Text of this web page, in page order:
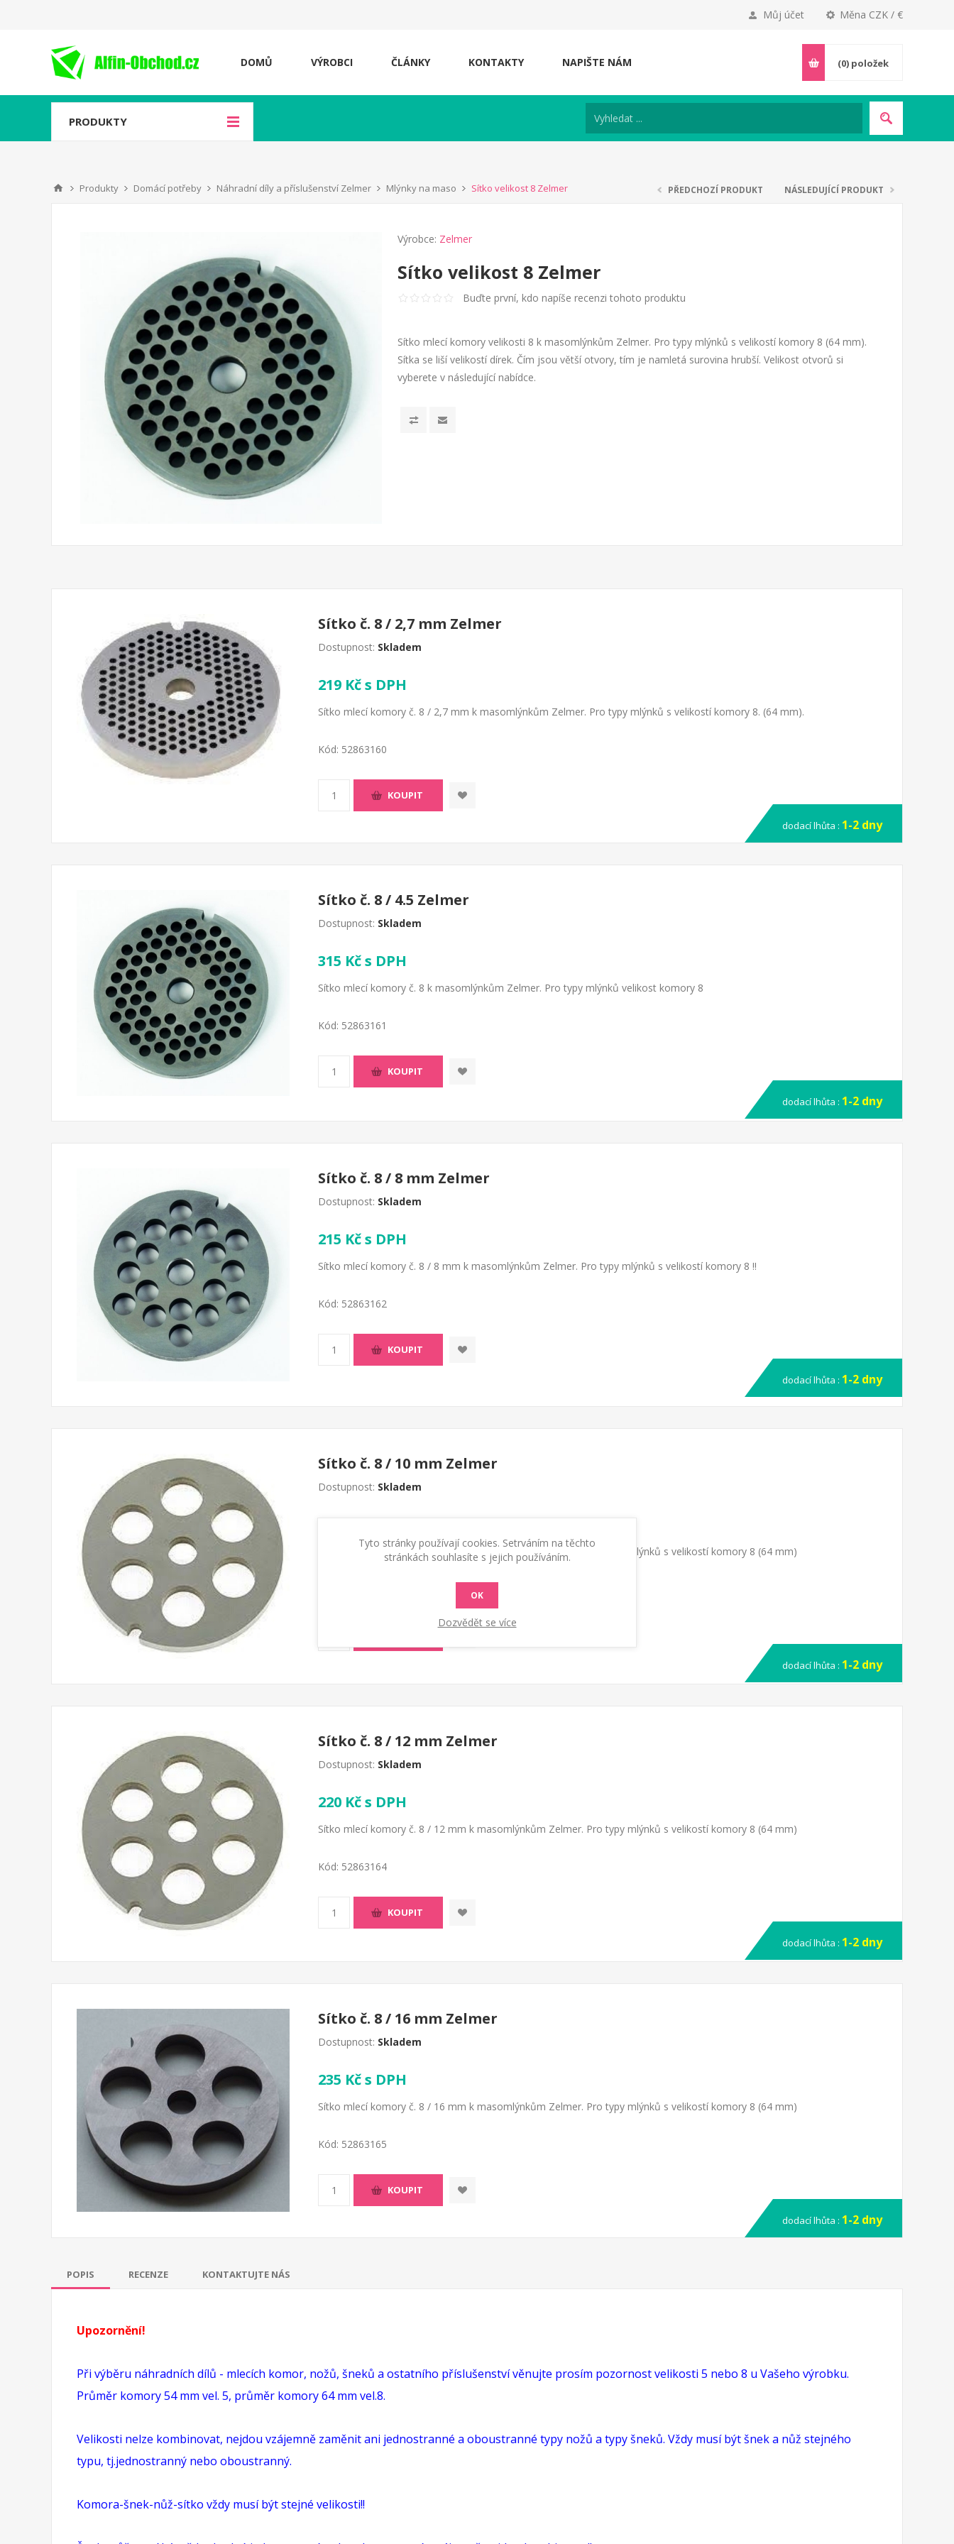
Měna CZK / €
Můj účet
DOMŮ VÝROBCI ČLÁNKY KONTAKTY NAPIŠTE NÁM (0) položek
PRODUKTY
Produkty Domácí potřeby Náhradní díly a příslušenství Zelmer Mlýnky na maso Sítko velikost 8 Zelmer PŘEDCHOZÍ PRODUKT NÁSLEDUJÍCÍ PRODUKT
Výrobce: Zelmer
Sítko velikost 8 Zelmer
Buďte první, kdo napíše recenzi tohoto produktu
Sítko mlecí komory velikosti 8 k masomlýnkům Zelmer. Pro typy mlýnků s velikostí komory 8 (64 mm).
Sítka se liší velikostí dírek. Čím jsou větší otvory, tím je namletá surovina hrubší. Velikost otvorů si
vyberete v následující nabídce.
Sítko č. 8 / 2,7 mm Zelmer
Dostupnost: Skladem
219 Kč s DPH
Sítko mlecí komory č. 8 / 2,7 mm k masomlýnkům Zelmer. Pro typy mlýnků s velikostí komory 8. (64 mm).
Kód: 52863160
KOUPIT
dodací lhůta : 1-2 dny
Sítko č. 8 / 4.5 Zelmer
Dostupnost: Skladem
315 Kč s DPH
Sítko mlecí komory č. 8 k masomlýnkům Zelmer. Pro typy mlýnků velikost komory 8
Kód: 52863161
KOUPIT
dodací lhůta : 1-2 dny
Sítko č. 8 / 8 mm Zelmer
Dostupnost: Skladem
215 Kč s DPH
Sítko mlecí komory č. 8 / 8 mm k masomlýnkům Zelmer. Pro typy mlýnků s velikostí komory 8 !!
Kód: 52863162
KOUPIT
dodací lhůta : 1-2 dny
Sítko č. 8 / 10 mm Zelmer
Dostupnost: Skladem
Sítko mlecí komory č. 8 / 10 mm k masomlýnkům Zelmer. Pro typy mlýnků s velikostí komory 8 (64 mm)
dodací lhůta : 1-2 dny
Sítko č. 8 / 12 mm Zelmer
Dostupnost: Skladem
220 Kč s DPH
Sítko mlecí komory č. 8 / 12 mm k masomlýnkům Zelmer. Pro typy mlýnků s velikostí komory 8 (64 mm)
Kód: 52863164
KOUPIT
dodací lhůta : 1-2 dny
Sítko č. 8 / 16 mm Zelmer
Dostupnost: Skladem
235 Kč s DPH
Sítko mlecí komory č. 8 / 16 mm k masomlýnkům Zelmer. Pro typy mlýnků s velikostí komory 8 (64 mm)
Kód: 52863165
KOUPIT
dodací lhůta : 1-2 dny
POPIS RECENZE KONTAKTUJTE NÁS
Upozornění!
Při výběru náhradních dílů - mlecích komor, nožů, šneků a ostatního příslušenství věnujte prosím pozornost velikosti 5 nebo 8 u Vašeho výrobku.
Průměr komory 54 mm vel. 5, průměr komory 64 mm vel.8.
Velikosti nelze kombinovat, nejdou vzájemně zaměnit ani jednostranné a oboustranné typy nožů a typy šneků. Vždy musí být šnek a nůž stejného
typu, tj.jednostranný nebo oboustranný.
Komora-šnek-nůž-sítko vždy musí být stejné velikosti!!
Tyto stránky používají cookies. Setrváním na těchto
stránkách souhlasíte s jejich používáním.
OK
Dozvědět se více